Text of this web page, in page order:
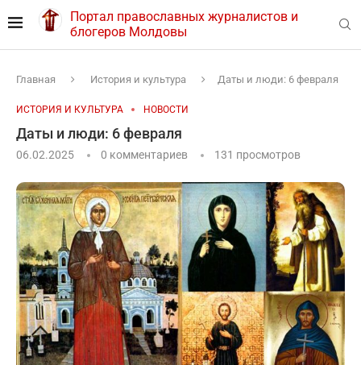
Портал православных журналистов и
блогеров Молдовы
Главная История и культура Даты и люди: 6 февраля
ИСТОРИЯ И КУЛЬТУРА НОВОСТИ
Даты и люди: 6 февраля
06.02.2025 0 комментариев 131 просмотров